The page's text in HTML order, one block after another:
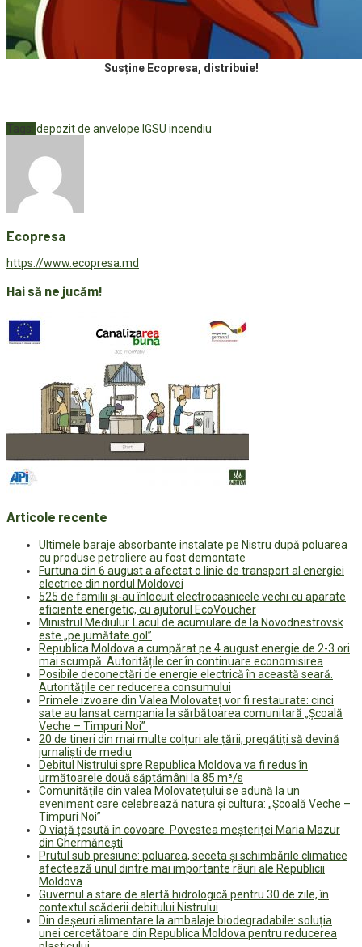
Susține Ecopresa, distribuie!
Tags: depozit de anvelope IGSU incendiu
Ecopresa
https://www.ecopresa.md
Hai să ne jucăm!
Articole recente
Ultimele baraje absorbante instalate pe Nistru după poluarea
cu produse petroliere au fost demontate
Furtuna din 6 august a afectat o linie de transport al energiei
electrice din nordul Moldovei
525 de familii și-au înlocuit electrocasnicele vechi cu aparate
eficiente energetic, cu ajutorul EcoVoucher
Ministrul Mediului: Lacul de acumulare de la Novodnestrovsk
este „pe jumătate gol”
Republica Moldova a cumpărat pe 4 august energie de 2-3 ori
mai scumpă. Autoritățile cer în continuare economisirea
Posibile deconectări de energie electrică în această seară.
Autoritățile cer reducerea consumului
Primele izvoare din Valea Molovateț vor fi restaurate: cinci
sate au lansat campania la sărbătoarea comunitară „Școală
Veche – Timpuri Noi”
20 de tineri din mai multe colțuri ale țării, pregătiți să devină
jurnaliști de mediu
Debitul Nistrului spre Republica Moldova va fi redus în
următoarele două săptămâni la 85 m³/s
Comunitățile din valea Molovatețului se adună la un
eveniment care celebrează natura și cultura: „Școală Veche –
Timpuri Noi”
O viață țesută în covoare. Povestea meșteriței Maria Mazur
din Ghermănești
Prutul sub presiune: poluarea, seceta și schimbările climatice
afectează unul dintre mai importante râuri ale Republicii
Moldova
Guvernul a stare de alertă hidrologică pentru 30 de zile, în
contextul scăderii debitului Nistrului
Din deșeuri alimentare la ambalaje biodegradabile: soluția
unei cercetătoare din Republica Moldova pentru reducerea